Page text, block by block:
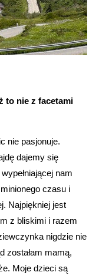
to nie z facetami
nie pasjonuje.
dajemy się
nam
czasu i
Najpiękniej jest
z bliskimi i razem
nigdzie nie
zostałam mamą,
Moje dzieci są